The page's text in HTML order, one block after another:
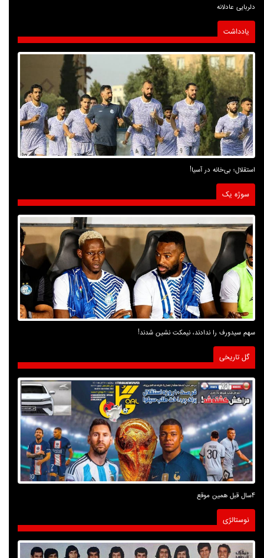
دلربایی عادلانه
یادداشت
استقلال؛ بی‌خانه در آسیا!
سوژه یک
سهم سیدورف را ندادند، نیمکت نشین شدند!
گل تاریخی
4سال قبل همین موقع
نوستالژی